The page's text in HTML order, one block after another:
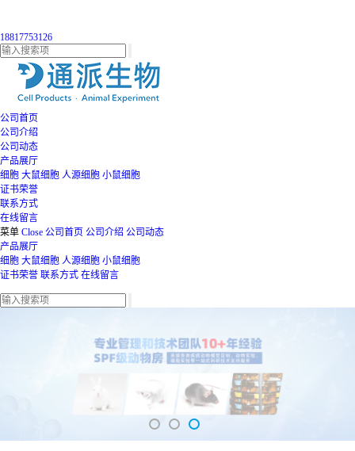
18817753126
公司首页
公司介绍
公司动态
产品展厅
细胞 大鼠细胞 人源细胞 小鼠细胞
证书荣誉
联系方式
在线留言
菜单 Close 公司首页 公司介绍 公司动态
产品展厅
细胞 大鼠细胞 人源细胞 小鼠细胞
证书荣誉 联系方式 在线留言